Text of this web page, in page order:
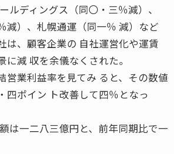
ルディングス（同〇・三％減）、
減）、札幌通運（同一％ 減）など
は、顧客企業の 自社運営化や運賃
に減 収を余儀なくされた。
営業利益率を見てみ ると、その数値
四ポイン ト改善して四％となっ
は一二八三億円と、前年同期比で一